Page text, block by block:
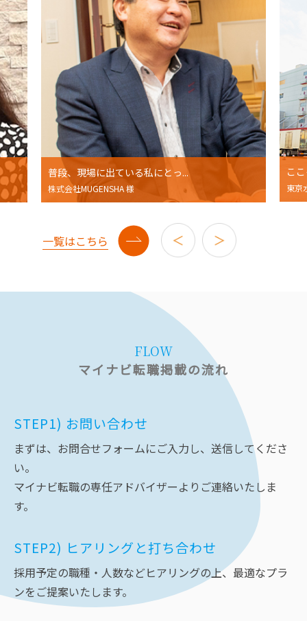
一覧はこちら
普段、現場に出ている私にとっ...
株式会社MUGENSHA 様
こ
東京
FLOW
マイナビ転職掲載の流れ
STEP1) お問い合わせ
まずは、お問合せフォームにご入力し、送信してくださ
い。
マイナビ転職の専任アドバイザーよりご連絡いたしま
す。
STEP2) ヒアリングと打ち合わせ
採用予定の職種・人数などヒアリングの上、最適なプラ
ンをご提案いたします。